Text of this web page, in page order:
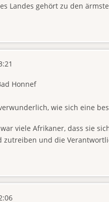
Landes gehört zu den
Honnef
wie sich eine
viele Afrikaner, dass sie
zutreiben und die